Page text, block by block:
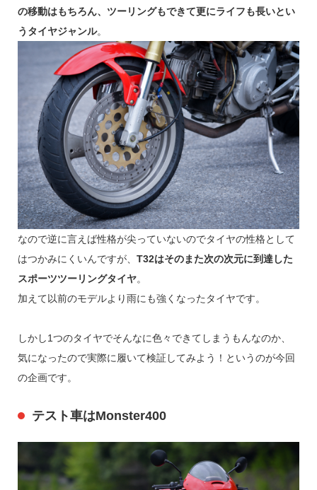
の移動はもちろん、ツーリングもできて更にライフも長いとい
うタイヤジャンル。
なので逆に言えば性格が尖っていないのでタイヤの性格として
はつかみにくいんですが、 T32はそのまた次の次元に到達した
スポーツツーリングタイヤ。
加えて以前のモデルより雨にも強くなったタイヤです。
しかし1つのタイヤでそんなに色々できてしまうもんなのか、
気になったので実際に履いて検証してみよう！というのが今回
の企画です。
テスト車はMonster400